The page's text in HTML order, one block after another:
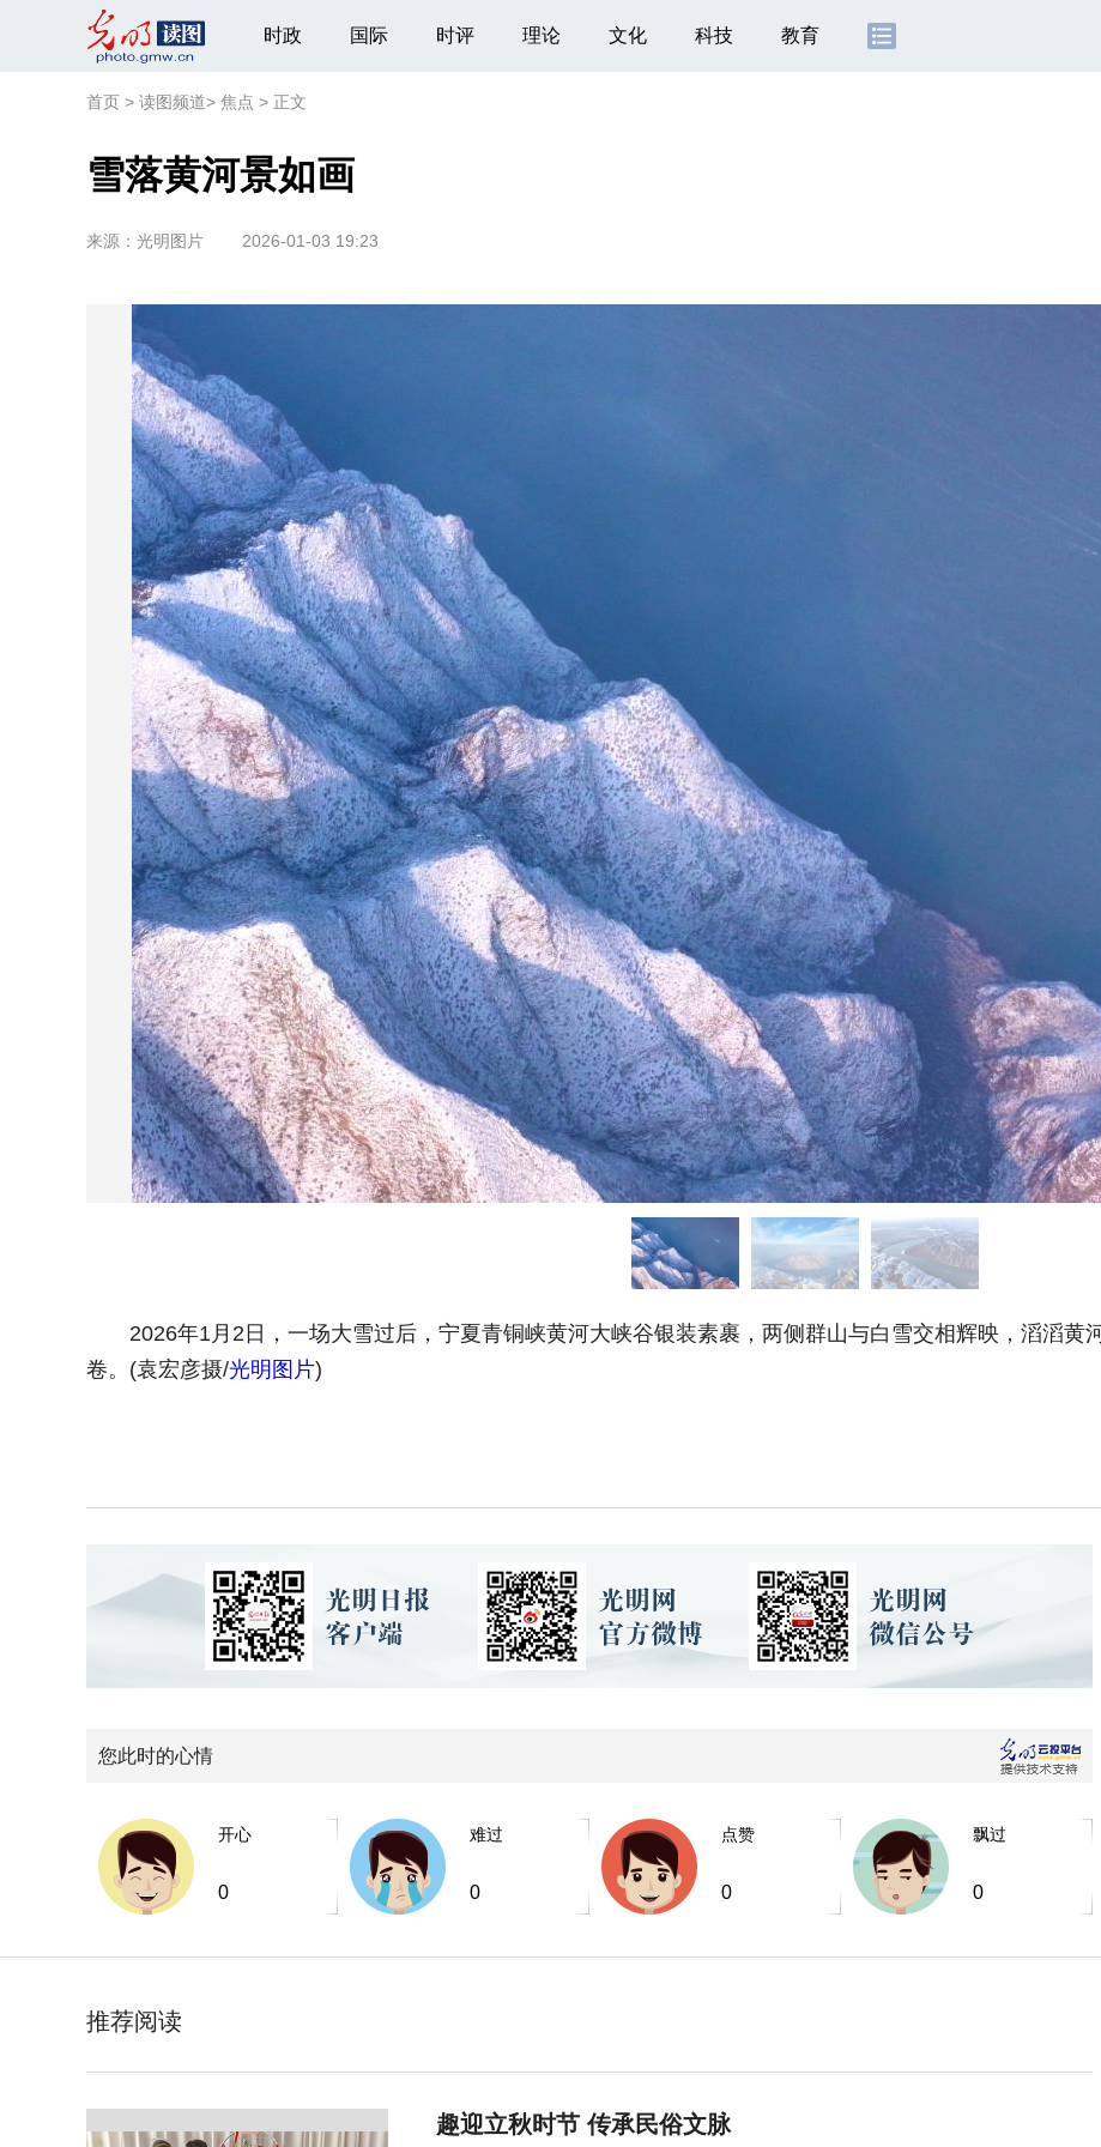
时政 国际 时评 理论 文化 科技 教育
首页 > 读图频道> 焦点 > 正文
雪落黄河景如画
来源： 光明图片 2026-01-03 19:23
2026年1月2日，一场大雪过后，宁夏青铜峡黄河大峡谷银装素裹，两侧群山与白雪交相辉映，滔滔黄
卷。(袁宏彦摄/光明图片)
您此时的心情
开心
0
难过
0
点赞
0
飘过
0
推荐阅读
趣迎立秋时节 传承民俗文脉